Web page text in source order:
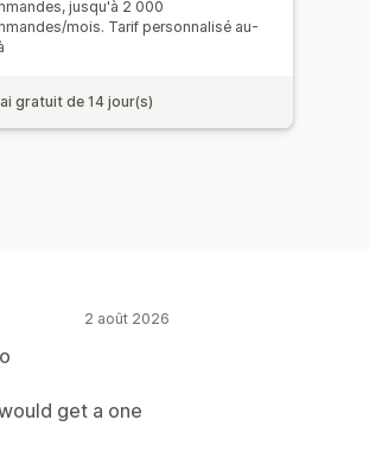
jusqu'à 2 000
mois. Tarif personnalisé au-
gratuit de 14 jour(s)
2 août 2026
get a one